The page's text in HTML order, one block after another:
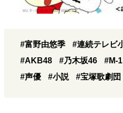
#富野由悠季 #連続テレビ
#AKB48
#乃木坂46 #M-1
#声優
#小説 #宝塚歌劇団